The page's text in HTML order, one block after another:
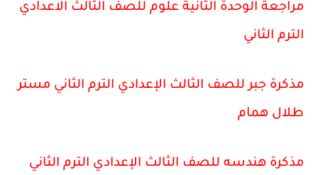
مراجعة الوحدة الثانية علوم للصف الثالث الاعدادي
الترم الثاني
مذكرة جبر للصف الثالث الإعدادي الترم الثاني مستر
طلال همام
مذكرة هندسه للصف الثالث الإعدادي الترم الثاني